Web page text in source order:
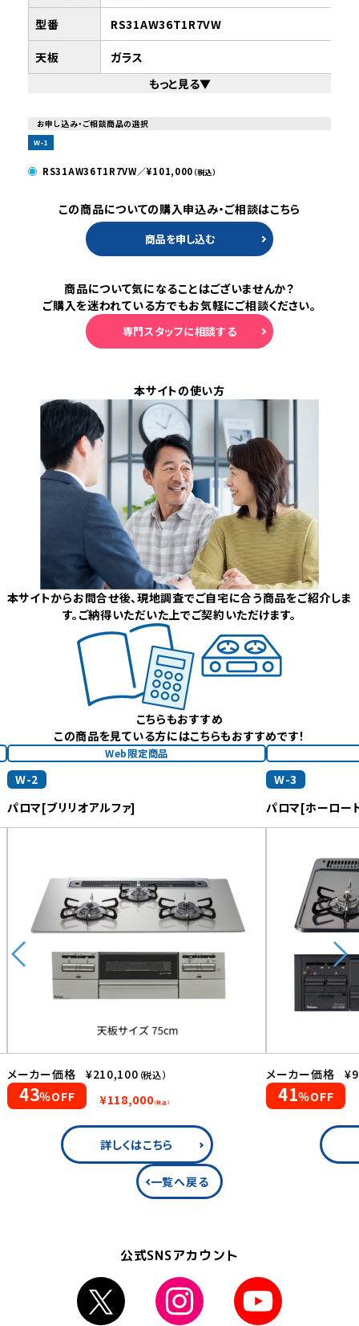
型番 RS31AW36T1R7VW
天板 ガラス
ホーロー
グリル 水無し両面焼き
サイズ
メーカーサ
イト
もっと見る▼
お申し込み・ご相談商品の選択
W-1
RS31AW36T1R7VW／¥101,000 （税込）
この商品についての購入申込み・ご相談はこちら
商品を申し込む
商品について気になることはございませんか？
ご購入を迷われている方でもお気軽にご相談ください。
専門スタッフに相談する
本サイトの使い方
本サイトからお問合せ後、現地調査でご自宅に合う商品をご紹介しま
す。ご納得いただいた上でご契約いただけます。
こちらもおすすめ
この商品を見ている方にはこちらもおすすめです！
Web限定商品
W-2
パロマ[ブリリオアルファ]
メーカー価格 ¥210,100 （税込）
43％OFF ¥118,000 （税込）
詳しくはこちら
W-3
パロマ[ホーロー
メーカー価格
41％OFF
一覧へ戻る
公式SNSアカウント